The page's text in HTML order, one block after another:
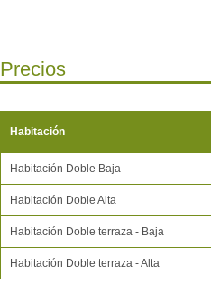
Precios
Habitación
Habitación Doble Baja
Habitación Doble Alta
Habitación Doble terraza - Baja
Habitación Doble terraza - Alta